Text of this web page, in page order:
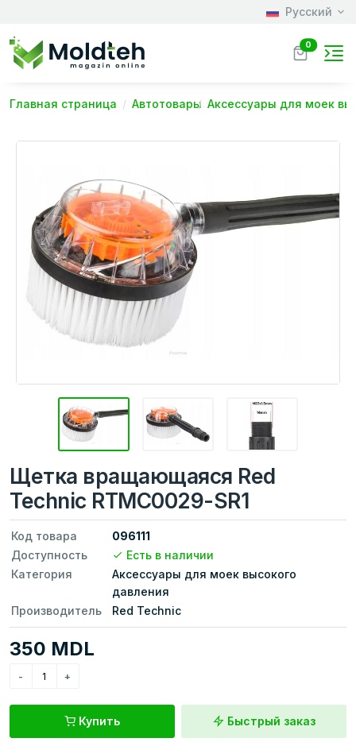
Русский
0
Главная страница Автотовары Аксессуары для моек
Щетка вращающаяся Red
Technic RTMC0029-SR1
Код товара
096111
Доступность
Есть в наличии
Категория
Аксессуары для моек высокого
давления
Производитель
Red Technic
350 MDL
Купить Быстрый заказ